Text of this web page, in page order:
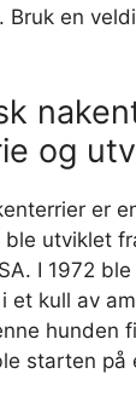
Bruk en
og
er
utviklet
I 1972
et kull av
hunden
starten på